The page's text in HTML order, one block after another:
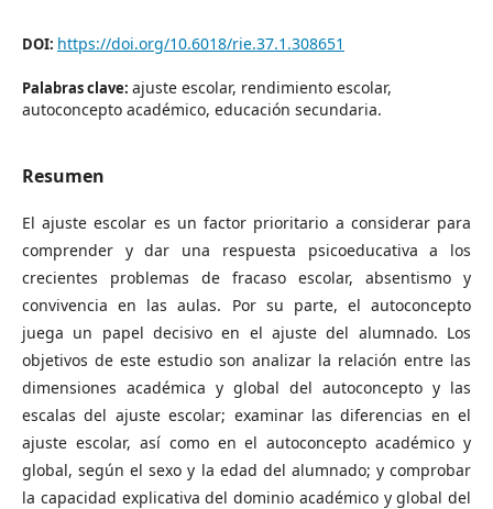
DOI: https://doi.org/10.6018/rie.37.1.308651
Palabras clave: ajuste escolar, rendimiento escolar,
autoconcepto académico, educación secundaria.
Resumen
El ajuste escolar es un factor prioritario a considerar para
comprender y dar una respuesta psicoeducativa a los
crecientes problemas de fracaso escolar, absentismo y
convivencia en las aulas. Por su parte, el autoconcepto
juega un papel decisivo en el ajuste del alumnado. Los
objetivos de este estudio son analizar la relación entre las
dimensiones académica y global del autoconcepto y las
escalas del ajuste escolar; examinar las diferencias en el
ajuste escolar, así como en el autoconcepto académico y
global, según el sexo y la edad del alumnado; y comprobar
la capacidad explicativa del dominio académico y global del